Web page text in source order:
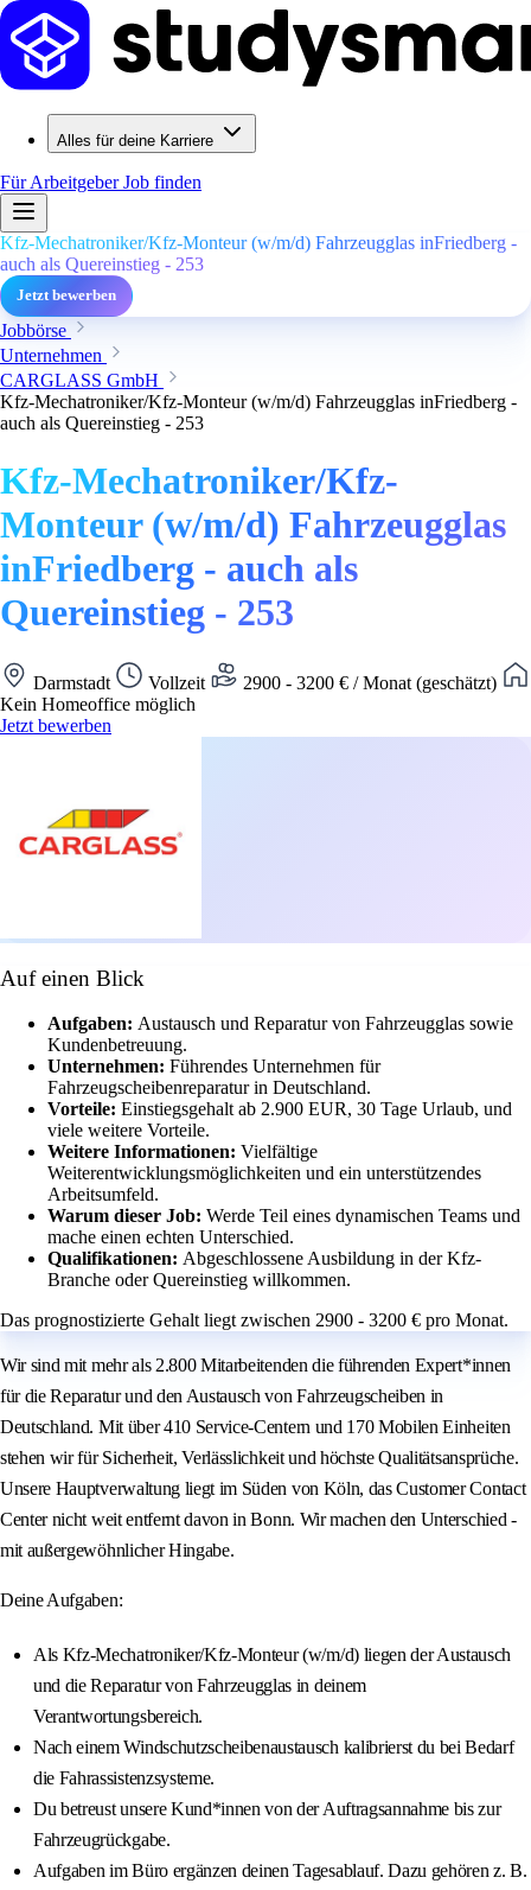
Alles für deine Karriere
Für ArbeitgeberJob finden
Kfz-Mechatroniker/Kfz-Monteur (w/m/d) Fahrzeugglas inFriedberg -
auch als Quereinstieg - 253
Jetzt bewerben
Jobbörse
Unternehmen
CARGLASS GmbH
Kfz-Mechatroniker/Kfz-Monteur (w/m/d) Fahrzeugglas inFriedberg -
auch als Quereinstieg - 253
Kfz-Mechatroniker/Kfz-
Monteur (w/m/d) Fahrzeugglas
inFriedberg - auch als
Quereinstieg - 253
Darmstadt Vollzeit
2900 - 3200 € / Monat (geschätzt)
Kein Homeoffice möglich
Jetzt bewerben
Auf einen Blick
Aufgaben: Austausch und Reparatur von Fahrzeugglas sowie
Kundenbetreuung.
Unternehmen: Führendes Unternehmen für
Fahrzeugscheibenreparatur in Deutschland.
Vorteile: Einstiegsgehalt ab 2.900 EUR, 30 Tage Urlaub, und
viele weitere Vorteile.
Weitere Informationen: Vielfältige
Weiterentwicklungsmöglichkeiten und ein unterstützendes
Arbeitsumfeld.
Warum dieser Job: Werde Teil eines dynamischen Teams und
mache einen echten Unterschied.
Qualifikationen: Abgeschlossene Ausbildung in der Kfz-
Branche oder Quereinstieg willkommen.
Das prognostizierte Gehalt liegt zwischen 2900 - 3200 € pro Monat.
Wir sind mit mehr als 2.800 Mitarbeitenden die führenden Expert*innen
für die Reparatur und den Austausch von Fahrzeugscheiben in
Deutschland. Mit über 410 Service-Centern und 170 Mobilen Einheiten
stehen wir für Sicherheit, Verlässlichkeit und höchste Qualitätsansprüche.
Unsere Hauptverwaltung liegt im Süden von Köln, das Customer Contact
Center nicht weit entfernt davon in Bonn. Wir machen den Unterschied -
mit außergewöhnlicher Hingabe.
Deine Aufgaben:
Als Kfz-Mechatroniker/Kfz-Monteur (w/m/d) liegen der Austausch
und die Reparatur von Fahrzeugglas in deinem
Verantwortungsbereich.
Nach einem Windschutzscheibenaustausch kalibrierst du bei Bedarf
die Fahrassistenzsysteme.
Du betreust unsere Kund*innen von der Auftragsannahme bis zur
Fahrzeugrückgabe.
Aufgaben im Büro ergänzen deinen Tagesablauf. Dazu gehören z. B.